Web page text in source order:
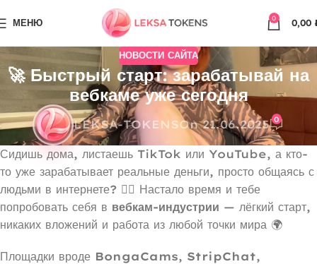
МЕНЮ 0 0,00
НОВОСТИ САЙТА
🚀 Быстрый старт: зарабатывай на
вебкаме уже сегодня
LEKSA-TOKENSOn 21.06.2025 0
Сидишь дома, листаешь TikTok или YouTube, а кто-
то уже зарабатывает реальные деньги, просто общаясь с
людьми в интернете? 💁‍♀️ Настало время и тебе
попробовать себя в вебкам-индустрии — лёгкий старт,
никаких вложений и работа из любой точки мира 🌍
Площадки вроде BongaCams, StripChat,